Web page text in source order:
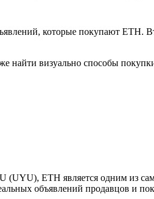
которые покупают ETH.
найти визуально способы
(UYU), ETH является одним из
объявлений продавцов и